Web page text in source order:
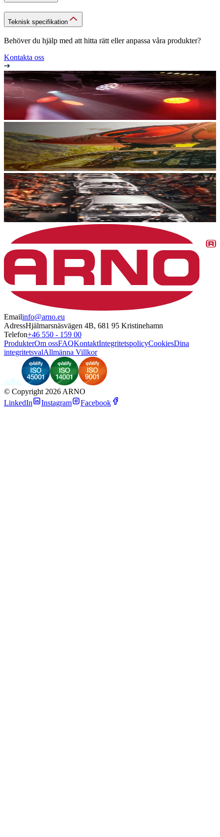
Teknisk specifikation
Behöver du hjälp med att hitta rätt eller anpassa våra produkter?
Kontakta oss
Emailinfo@arno.eu
AdressHjälmarsnäsvägen 4B, 681 95 Kristinehamn
Telefon+46 550 - 159 00
ProdukterOm ossFAQKontaktIntegritetspolicyCookiesDina
integritetsvalAllmänna Villkor
© Copyright 2026 ARNO
LinkedIn
Instagram Facebook